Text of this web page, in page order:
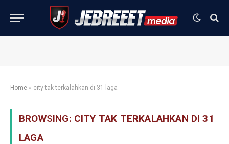
Home » city tak terkalahkan di 31 laga
BROWSING: CITY TAK TERKALAHKAN DI 31
LAGA